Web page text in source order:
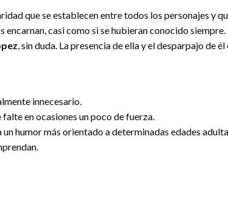
que se establecen entre todos los personajes y
encarnan, casi como si se hubieran conocido siempre.
, sin duda. La presencia de ella y el desparpajo de
innecesario.
en ocasiones un poco de fuerza.
un humor más orientado a determinadas edades